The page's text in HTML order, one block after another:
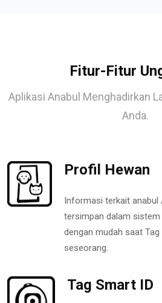
Fitur-Fitur
Aplikasi Anabul Menghadirkan
Anda.
Profil Hewan
Informasi terkait
tersimpan dalam
dengan mudah saat
seseorang.
Tag Smart ID